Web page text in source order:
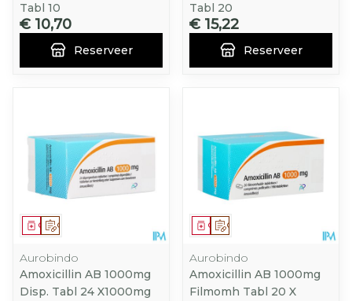
Tabl 10
€ 10,70
Reserveer
Tabl 20
€ 15,22
Reserveer
Op voorschrift
Geneesmiddel
Aurobindo
Amoxicillin AB 1000mg
Disp. Tabl 24 X1000mg
Op voorschrift
Geneesmiddel
Aurobindo
Amoxicillin AB 1000mg
Filmomh Tabl 20 X